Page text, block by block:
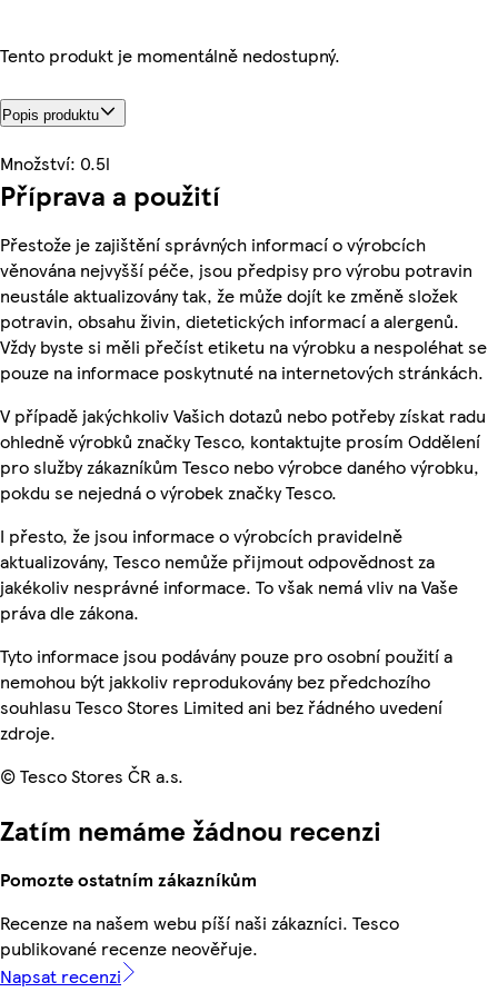
Tento produkt je momentálně nedostupný.
Popis produktu
Množství: 0.5l
Příprava a použití
Přestože je zajištění správných informací o výrobcích
věnována nejvyšší péče, jsou předpisy pro výrobu potravin
neustále aktualizovány tak, že může dojít ke změně složek
potravin, obsahu živin, dietetických informací a alergenů.
Vždy byste si měli přečíst etiketu na výrobku a nespoléhat se
pouze na informace poskytnuté na internetových stránkách.
V případě jakýchkoliv Vašich dotazů nebo potřeby získat radu
ohledně výrobků značky Tesco, kontaktujte prosím Oddělení
pro služby zákazníkům Tesco nebo výrobce daného výrobku,
pokdu se nejedná o výrobek značky Tesco.
I přesto, že jsou informace o výrobcích pravidelně
aktualizovány, Tesco nemůže přijmout odpovědnost za
jakékoliv nesprávné informace. To však nemá vliv na Vaše
práva dle zákona.
Tyto informace jsou podávány pouze pro osobní použití a
nemohou být jakkoliv reprodukovány bez předchozího
souhlasu Tesco Stores Limited ani bez řádného uvedení
zdroje.
© Tesco Stores ČR a.s.
Zatím nemáme žádnou recenzi
Pomozte ostatním zákazníkům
Recenze na našem webu píší naši zákazníci. Tesco
publikované recenze neověřuje.
Napsat recenzi